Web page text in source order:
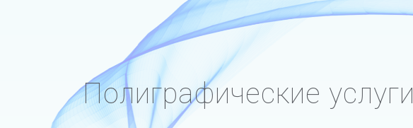
Полиграфические услуги